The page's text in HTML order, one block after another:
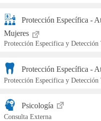
Protección Específica -
Mujeres
Protección Especifica y Detección
Protección Específica -
Protección Especifica y Detección
Psicología
Consulta Externa